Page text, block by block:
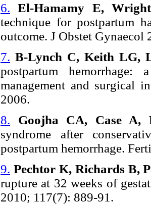
6.
El-Hamamy E,
technique for postpartum
outcome. J Obstet
7. B-Lynch C, Keith LG,
postpartum hemorrhage:
management and surgical
2006.
8.
Goojha CA, Case
syndrome after
postpartum hemorrhage.
9. Pechtor K, Richards B,
rupture at 32 weeks of
2010; 117(7): 889-91.